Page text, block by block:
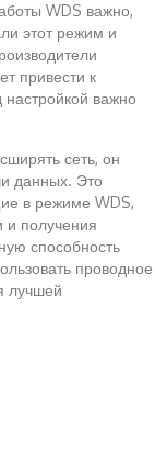
WDS важно,
этот режим и
привести к
важно
сеть, он
данных. Это
в режиме WDS,
и получения
способность
проводное
лучшей